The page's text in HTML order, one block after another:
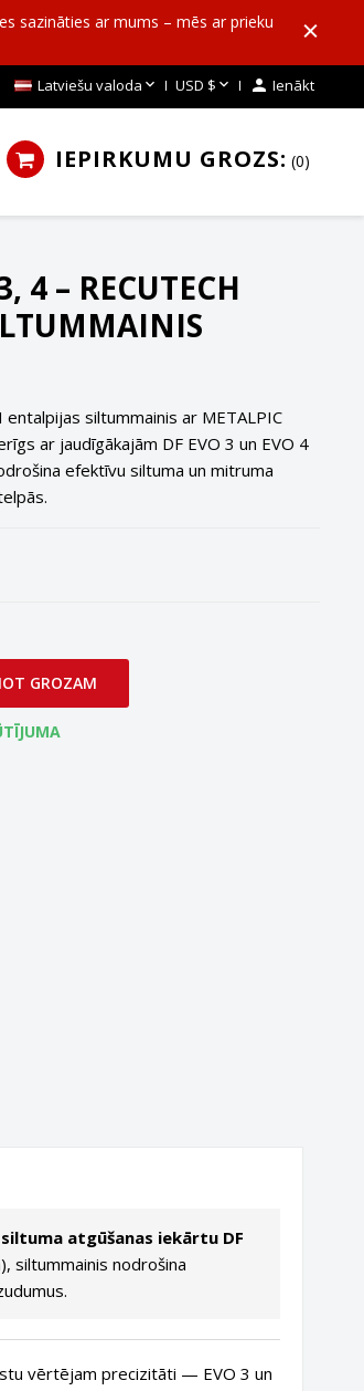
sazināties ar mums – mēs ar prieku
Latviešu valoda USD $  Ienākt
IEPIRKUMU GROZS: 0
4 – RECUTECH
entalpijas siltummainis ar METALPIC
ar jaudīgākajām DF EVO 3 un EVO 4
efektīvu siltuma un mitruma
GROZAM
atgūšanas iekārtu DF
siltummainis nodrošina
vērtējam precizitāti — EVO 3 un